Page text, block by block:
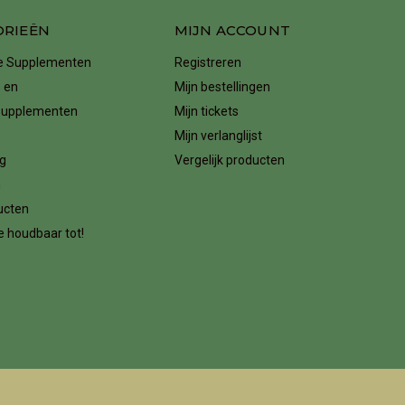
Supplementen
en
houdbaar tot!
MIJN ACCOUNT
Registreren
Mijn bestellingen
Mijn tickets
Mijn verlanglijst
Vergelijk producten